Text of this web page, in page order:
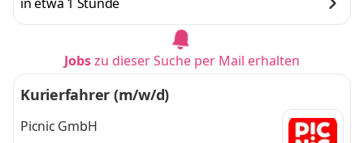
Jobszu dieser Suche per Mail erhalten
Kurierfahrer (m/w/d)
Picnic GmbH